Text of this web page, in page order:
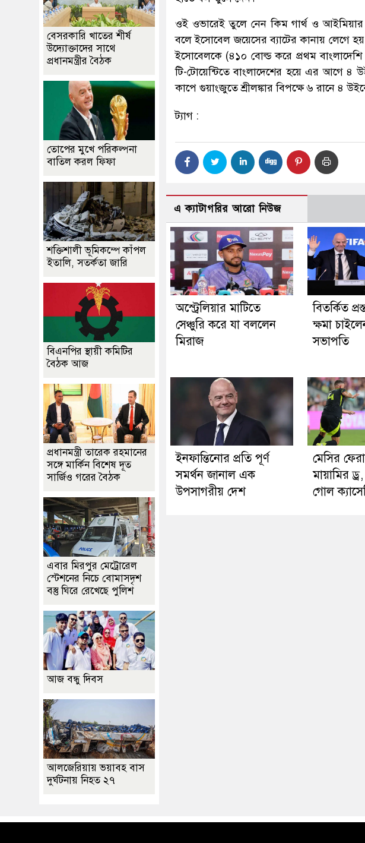
ওই ওভারেই তুলে নেন কিম গার্থ ও আইমিয়ার
বলে ইসোবেল জয়েসের ব্যাটের কানায় লেগে
ইসোবেলকে (৪১০ বোল্ড করে প্রথম
টি-টোয়েন্টিতে বাংলাদেশের হয়ে এর আগে
কাপে গুয়াংজুতে শ্রীলঙ্কার বিপক্ষে ৬ রানে ৪
ট্যাগ :
এ ক্যাটাগরির আরো নিউজ
অস্ট্রেলিয়ার মাটিতে
সেঞ্চুরি করে যা বললেন
মিরাজ
বিতর্কিত
ক্ষমা
সভাপতি
ইনফান্তিনোর প্রতি পূর্ণ
সমর্থন জানাল এক
উপসাগরীয় দেশ
মেসির
মায়ামির
গোল
বেসরকারি খাতের শীর্ষ
উদ্যোক্তাদের সাথে
প্রধানমন্ত্রীর বৈঠক
তোপের মুখে পরিকল্পনা
বাতিল করল ফিফা
শক্তিশালী ভূমিকম্পে কাঁপল
ইতালি, সতর্কতা জারি
বিএনপির স্থায়ী কমিটির
বৈঠক আজ
প্রধানমন্ত্রী তারেক রহমানের
সঙ্গে মার্কিন বিশেষ দূত
সার্জিও গরের বৈঠক
এবার মিরপুর মেট্রোরেল
স্টেশনের নিচে বোমাসদৃশ
বস্তু ঘিরে রেখেছে পুলিশ
আজ বন্ধু দিবস
আলজেরিয়ায় ভয়াবহ বাস
দুর্ঘটনায় নিহত ২৭